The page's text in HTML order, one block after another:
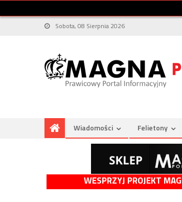
Sobota, 08 Sierpnia 2026
Wiadomości Felietony
WESPRZYJ PROJEKT